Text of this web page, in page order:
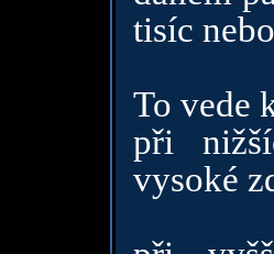
tisíc
To vede
při
vysoké